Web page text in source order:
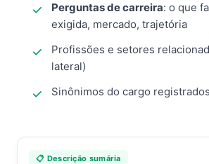
Perguntas de carreira: o que
exigida, mercado, trajetória
Profissões e setores
lateral)
Sinônimos do cargo
📋 Descrição sumária